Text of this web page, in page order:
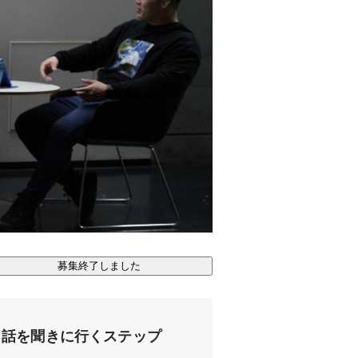
募集終了しました
話を聞きに行くステップ